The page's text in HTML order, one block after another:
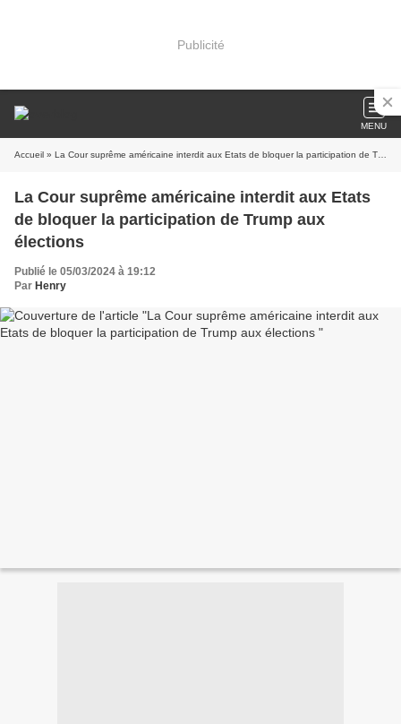
Publicité
MENU
Accueil » La Cour suprême américaine interdit aux Etats de bloquer la participation de Trump aux élections
La Cour suprême américaine interdit aux Etats
de bloquer la participation de Trump aux
élections
Publié le 05/03/2024 à 19:12
Par Henry